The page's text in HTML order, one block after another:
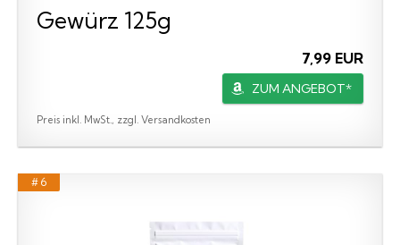
Gewürz 125g
7,99 EUR
ZUM ANGEBOT*
Preis inkl. MwSt., zzgl. Versandkosten
# 6